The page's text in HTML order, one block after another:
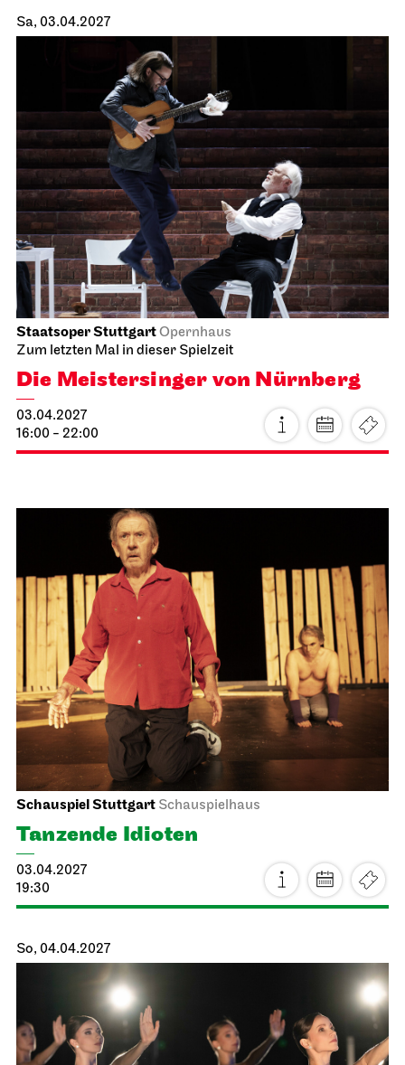
Stuttgarter Ballett
Opernhaus
Ballettabend
MODERN ELEGIES
26.03.2027
17:00
Sa, 27.03.2027
Staatsoper StuttgartOpernhaus
Die Meistersinger von Nürnberg
27.03.2027
16:00 - 22:00
So, 28.03.2027
Staatsoper Stuttgart Opernhaus
Familienvorstellung